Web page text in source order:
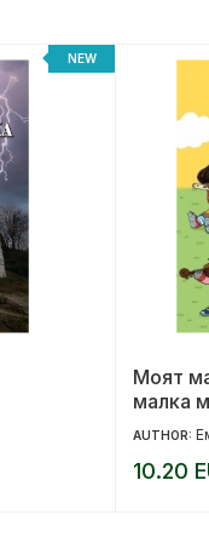
NEW
Моят
малка
AUTHOR:
10.20